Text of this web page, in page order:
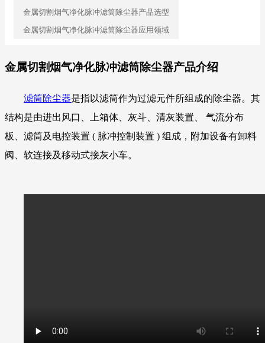
金属切割烟气净化脉冲滤筒除尘器产品选型
金属切割烟气净化脉冲滤筒除尘器应用领域
金属切割烟气净化脉冲滤筒除尘器产品介绍
滤筒除尘器是指以滤筒作为过滤元件所组成的除尘器。其
结构是由进出风口、上箱体、灰斗、清灰装置、 气流分布
板、滤筒及电控装置 ( 脉冲控制装置 ) 组成，附加设备有卸料
阀、软连接及移动式接灰小车。